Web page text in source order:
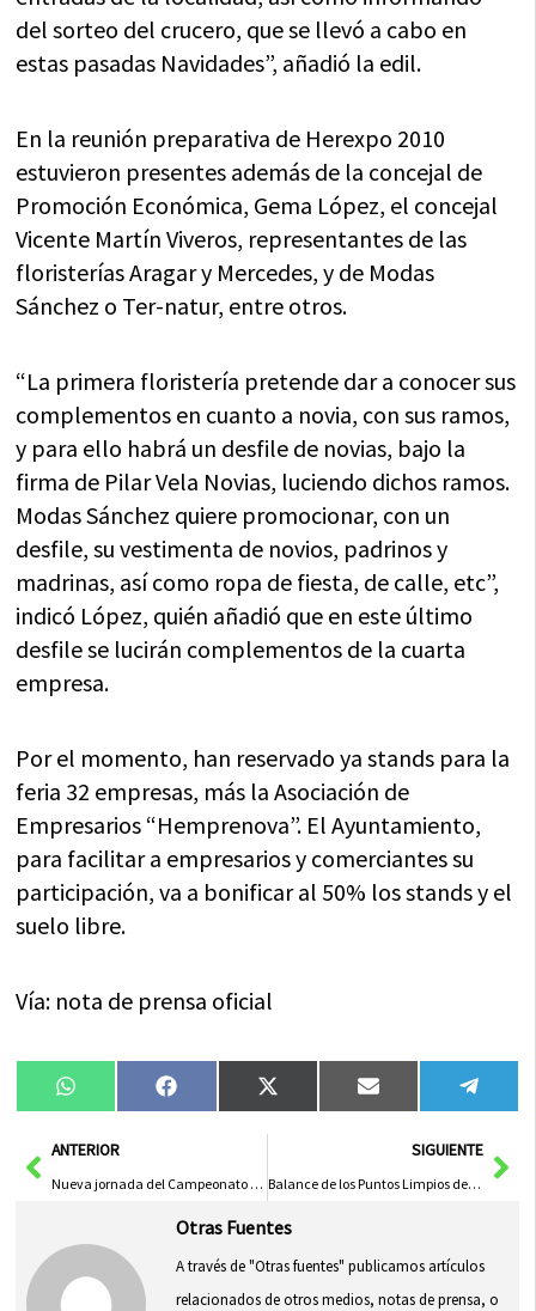
del sorteo del crucero, que se llevó a cabo en
estas pasadas Navidades”, añadió la edil.
En la reunión preparativa de Herexpo 2010
estuvieron presentes además de la concejal de
Promoción Económica, Gema López, el concejal
Vicente Martín Viveros, representantes de las
floristerías Aragar y Mercedes, y de Modas
Sánchez o Ter-natur, entre otros.
“La primera floristería pretende dar a conocer sus
complementos en cuanto a novia, con sus ramos,
y para ello habrá un desfile de novias, bajo la
firma de Pilar Vela Novias, luciendo dichos ramos.
Modas Sánchez quiere promocionar, con un
desfile, su vestimenta de novios, padrinos y
madrinas, así como ropa de fiesta, de calle, etc”,
indicó López, quién añadió que en este último
desfile se lucirán complementos de la cuarta
empresa.
Por el momento, han reservado ya stands para la
feria 32 empresas, más la Asociación de
Empresarios “Hemprenova”. El Ayuntamiento,
para facilitar a empresarios y comerciantes su
participación, va a bonificar al 50% los stands y el
suelo libre.
Vía: nota de prensa oficial
Compartir
en
WhatsAppCompartir
en
FacebookCompartir
en
X
(Twitter)
Compartir
en
Email
en
AntANTERIOR
Nueva jornada del Campeonato de Regional de Deporte en Edad Escolar
SIGUIENTE
Balance de los Puntos Limpios de Comsermancha
Otras Fuentes
A través de "Otras fuentes" publicamos artículos
relacionados de otros medios, notas de prensa, o